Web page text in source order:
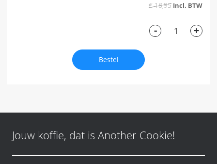
€ 18,95
- +
Bestel
Jouw koffie, dat is Another Cookie!